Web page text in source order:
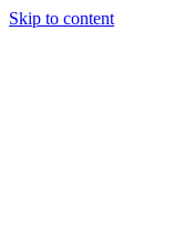
Skip to content